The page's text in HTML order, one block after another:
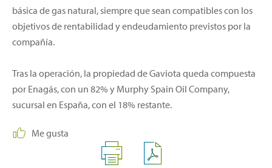
básica de gas natural, siempre que sean compatibles con los
objetivos de rentabilidad y endeudamiento previstos por la
compañía.
Tras la operación, la propiedad de Gaviota queda compuesta
por Enagás, con un 82% y Murphy Spain Oil Company,
sucursal en España, con el 18% restante.
Me gusta